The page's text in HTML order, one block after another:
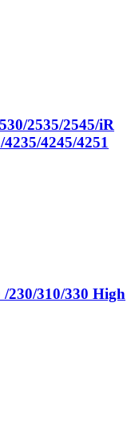
2535/2545/iR
4245/4251
310/330 High